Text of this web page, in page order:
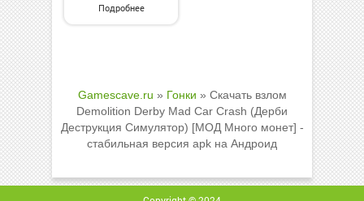
Подробнее
Gamescave.ru » Гонки » Скачать взлом
Demolition Derby Mad Car Crash (Дерби
Деструкция Симулятор) [МОД Много монет] -
стабильная версия apk на Андроид